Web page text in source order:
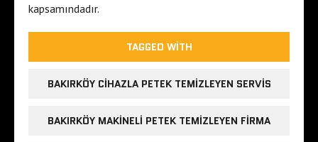
kapsamındadır.
TAGGED WITH
BAKIRKÖY CIHAZLA PETEK TEMIZLEYEN SERVIS
BAKIRKÖY MAKINELI PETEK TEMIZLEYEN FIRMA